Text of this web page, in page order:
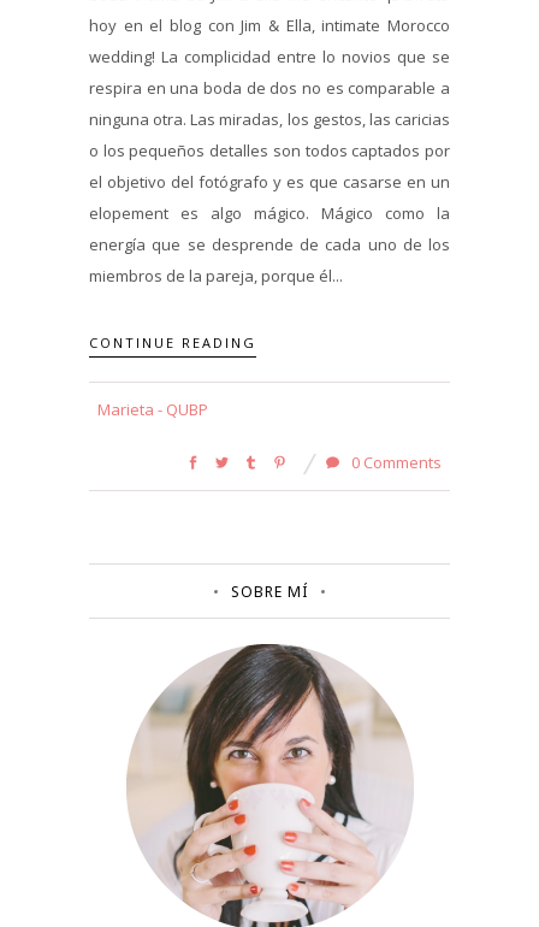
hoy en el blog con Jim & Ella, intimate Morocco
wedding! La complicidad entre lo novios que se
respira en una boda de dos no es comparable a
ninguna otra. Las miradas, los gestos, las caricias
o los pequeños detalles son todos captados por
el objetivo del fotógrafo y es que casarse en un
elopement es algo mágico. Mágico como la
energía que se desprende de cada uno de los
miembros de la pareja, porque él...
CONTINUE READING
Marieta - QUBP
0 Comments
SOBRE MÍ